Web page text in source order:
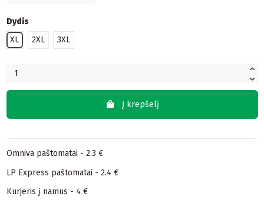
Dydis
XL
2XL 3XL
Į krepšelį
Omniva paštomatai - 2.3 €
LP Express paštomatai - 2.4 €
Kurjeris į namus - 4 €